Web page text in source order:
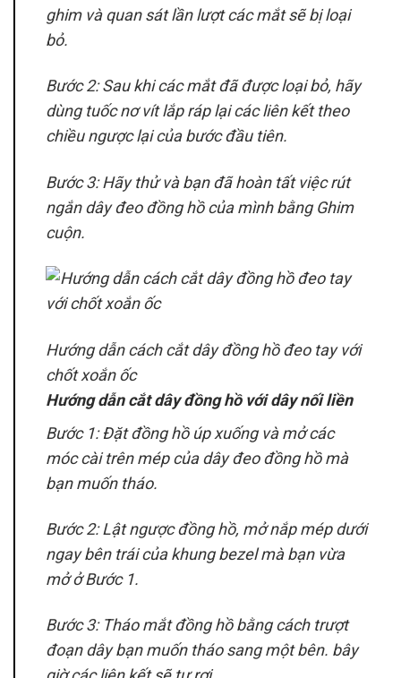
ghim và quan sát lần lượt các mắt sẽ bị loại
bỏ.
Bước 2: Sau khi các mắt đã được loại bỏ, hãy
dùng tuốc nơ vít lắp ráp lại các liên kết theo
chiều ngược lại của bước đầu tiên.
Bước 3: Hãy thử và bạn đã hoàn tất việc rút
ngắn dây đeo đồng hồ của mình bằng Ghim
cuộn.
Hướng dẫn cách cắt dây đồng hồ đeo tay với
chốt xoắn ốc
Hướng dẫn cắt dây đồng hồ với dây nối liền
Bước 1: Đặt đồng hồ úp xuống và mở các
móc cài trên mép của dây đeo đồng hồ mà
bạn muốn tháo.
Bước 2: Lật ngược đồng hồ, mở nắp mép dưới
ngay bên trái của khung bezel mà bạn vừa
mở ở Bước 1.
Bước 3: Tháo mắt đồng hồ bằng cách trượt
đoạn dây bạn muốn tháo sang một bên. bây